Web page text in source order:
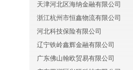
天津河北区海纳金融有限公司
浙江杭州市恒鑫物流有限公司
河北科技保险有限公司
辽宁铁岭鑫辉金融有限公司
广东佛山翰欧贸易有限公司